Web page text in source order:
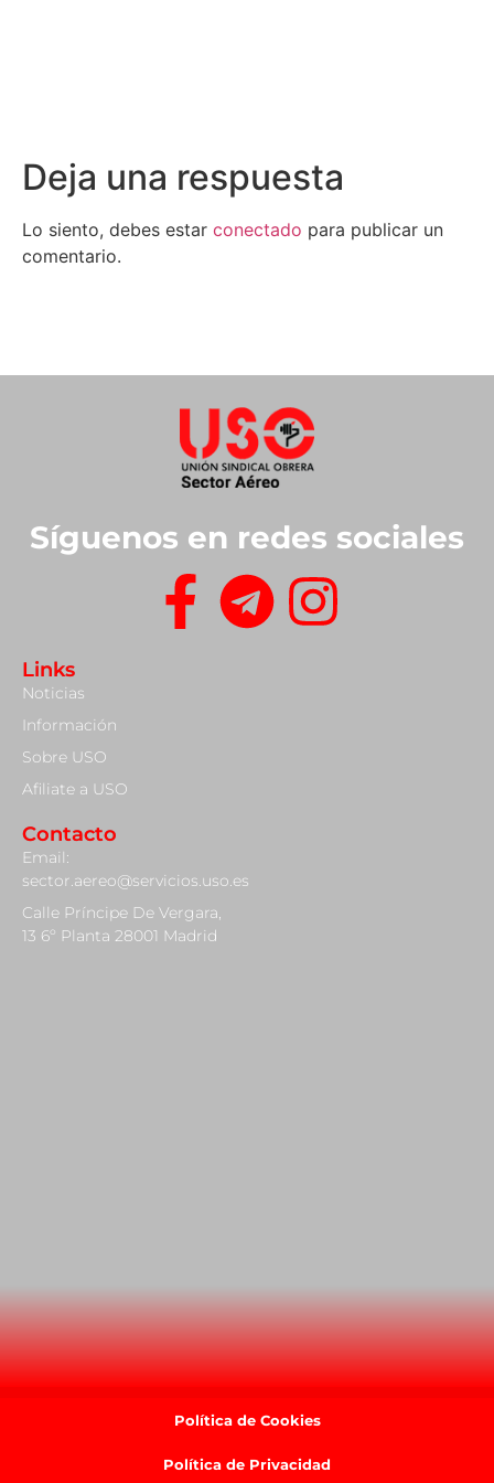
Deja una respuesta
Lo siento, debes estar conectado para publicar un
comentario.
Síguenos en redes sociales
Links
Noticias
Información
Sobre USO
Afiliate a USO
Contacto
Email:
sector.aereo@servicios.uso.es
Calle Príncipe De Vergara,
13 6º Planta 28001 Madrid
Política de Cookies
Política de Privacidad